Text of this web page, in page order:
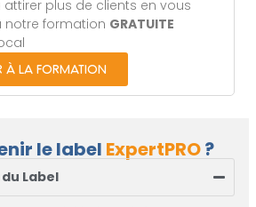
attirer plus de clients en vous
notre formation GRATUITE
À LA FORMATION
le label ExpertPRO?
Label